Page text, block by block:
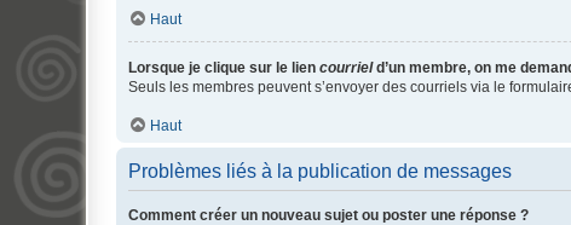
Haut
Lorsque je clique sur le lien courrield’un membre, on me
Seuls les membres peuvent s’envoyer des courriels via le
Haut
Problèmes liés à la publication de messages
Comment créer un nouveau sujet ou poster une réponse ?